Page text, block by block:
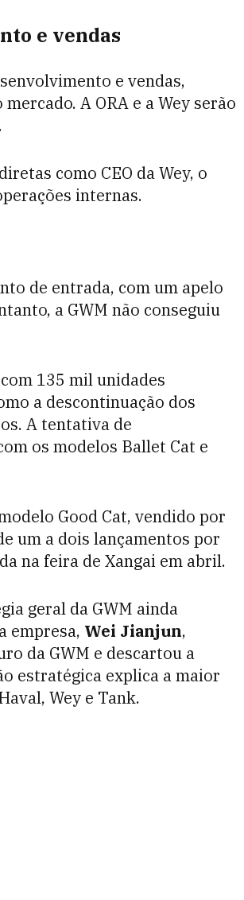
e vendas
e vendas,
A ORA e a Wey serão
como CEO da Wey, o
internas.
de entrada, com um apelo
a GWM não conseguiu
135 mil unidades
a descontinuação dos
A tentativa de
os modelos Ballet Cat e
Good Cat, vendido por
um a dois lançamentos por
na feira de Xangai em abril.
geral da GWM ainda
empresa, Wei Jianjun,
da GWM e descartou a
estratégica explica a maior
Wey e Tank.